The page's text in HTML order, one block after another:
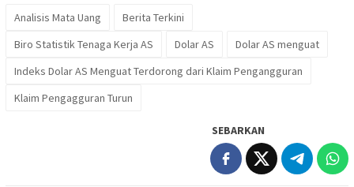
Analisis Mata Uang
Berita Terkini
Biro Statistik Tenaga Kerja AS
Dolar AS
Dolar AS menguat
Indeks Dolar AS Menguat Terdorong dari Klaim Pengangguran
Klaim Pengagguran Turun
SEBARKAN